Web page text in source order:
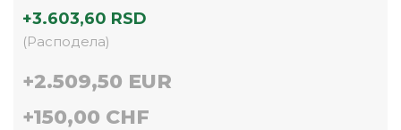
+3.603,60 RSD
(Расподела)
+2.509,50 EUR
+150,00 CHF